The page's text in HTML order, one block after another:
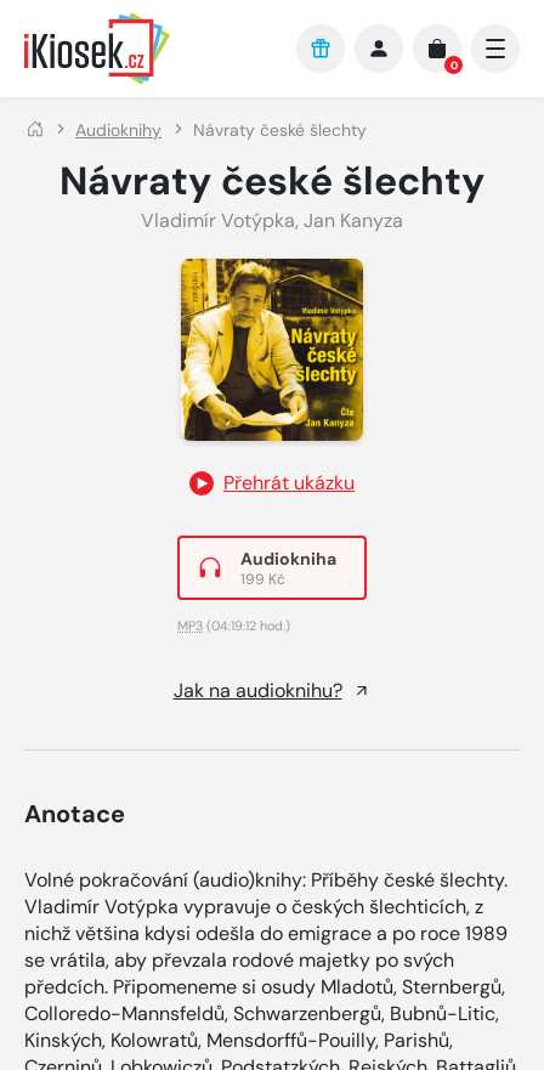
Přejít na hlavní obsah
0
Audioknihy Návraty české šlechty
Návraty české šlechty
Vladimír Votýpka, Jan Kanyza
Přehrát ukázku
Audiokniha
199 Kč
MP3 (04:19:12 hod.)
Jak na audioknihu?
Anotace
Volné pokračování (audio)knihy: Příběhy české šlechty.
Vladimír Votýpka vypravuje o českých šlechticích, z
nichž většina kdysi odešla do emigrace a po roce 1989
se vrátila, aby převzala rodové majetky po svých
předcích. Připomeneme si osudy Mladotů, Sternbergů,
Colloredo-Mannsfeldů, Schwarzenbergů, Bubnů-Litic,
Kinských, Kolowratů, Mensdorffů-Pouilly, Parishů,